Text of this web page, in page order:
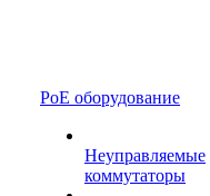
PoE оборудование
Неуправляемые
коммутаторы